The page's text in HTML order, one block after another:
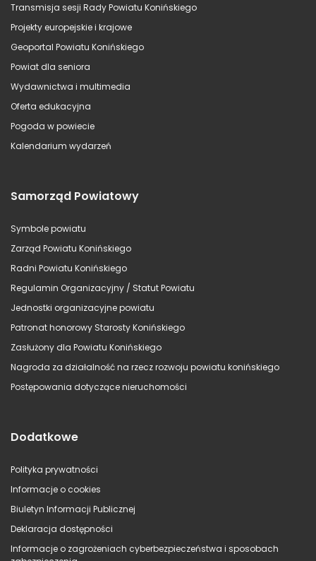
Transmisja sesji Rady Powiatu Konińskiego
Projekty europejskie i krajowe
Geoportal Powiatu Konińskiego
Powiat dla seniora
Wydawnictwa i multimedia
Oferta edukacyjna
Pogoda w powiecie
Kalendarium wydarzeń
Samorząd Powiatowy
Symbole powiatu
Zarząd Powiatu Konińskiego
Radni Powiatu Konińskiego
Regulamin Organizacyjny / Statut Powiatu
Jednostki organizacyjne powiatu
Patronat honorowy Starosty Konińskiego
Zasłużony dla Powiatu Konińskiego
Nagroda za działalność na rzecz rozwoju powiatu konińskiego
Postępowania dotyczące nieruchomości
Dodatkowe
Polityka prywatności
Informacje o cookies
Biuletyn Informacji Publicznej
Deklaracja dostępności
Informacje o zagrożeniach cyberbezpieczeństwa i sposobach